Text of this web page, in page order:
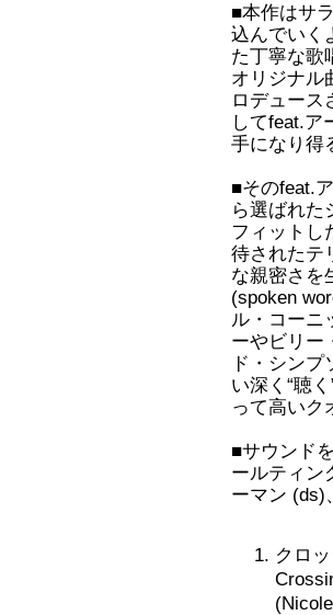
■本作はサ
込んでいく
た丁寧な歌
オリジナル
ロデュース
してfeat.ア
手になり得
■そのfeat.
ら選ばれた
フィットし
待されたテ
な親密さを
(spoken
ル・コーニ
ーやビリー
ド・シン
い深く“聴
って高いク
■サウンド
ールティン
ーマン (ds)
クロ